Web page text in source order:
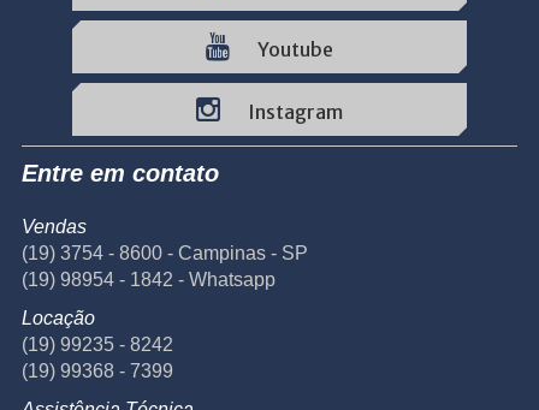
Youtube
Instagram
Entre em contato
Vendas
(19) 3754 - 8600 - Campinas - SP
(19) 98954 - 1842 - Whatsapp
Locação
(19) 99235 - 8242
(19) 99368 - 7399